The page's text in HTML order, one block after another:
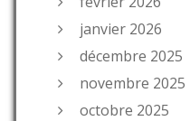
janvier 2026
décembre 2025
novembre 2025
octobre 2025